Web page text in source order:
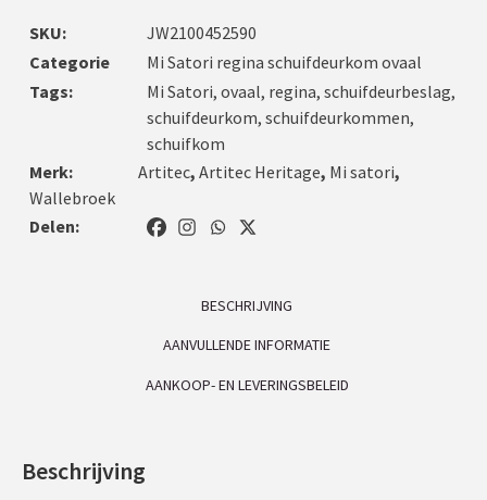
SKU:
JW2100452590
Categorie
Mi Satori regina schuifdeurkom ovaal
Tags:
Mi Satori, ovaal, regina, schuifdeurbeslag,
schuifdeurkom, schuifdeurkommen,
schuifkom
Merk:
Artitec, Artitec Heritage, Mi satori,
Wallebroek
Delen:
BESCHRIJVING
AANVULLENDE INFORMATIE
AANKOOP- EN LEVERINGSBELEID
Beschrijving